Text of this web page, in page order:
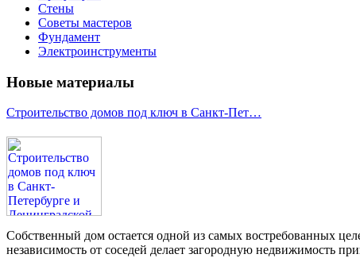
Стены
Советы мастеров
Фундамент
Электроинструменты
Новые материалы
Строительство домов под ключ в Санкт-Пет…
Собственный дом остается одной из самых востребованных
независимость от соседей делает загородную недвижимость